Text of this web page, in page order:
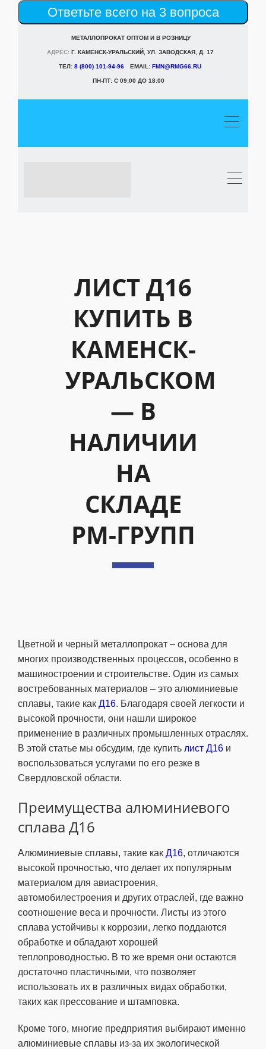
Ответьте всего на 3 вопроса
МЕТАЛЛОПРОКАТ ОПТОМ И В РОЗНИЦУ
АДРЕС: Г. КАМЕНСК-УРАЛЬСКИЙ, УЛ. ЗАВОДСКАЯ, Д. 17
ТЕЛ: 8 (800) 101-94-96 EMAIL: FMN@RMG66.RU
ПН-ПТ: С 09:00 ДО 18:00
ЛИСТ Д16
КУПИТЬ В
КАМЕНСК-
УРАЛЬСКОМ
— В
НАЛИЧИИ
НА
СКЛАДЕ
РМ-ГРУПП
Цветной и черный металлопрокат – основа для
многих производственных процессов, особенно в
машиностроении и строительстве. Один из самых
востребованных материалов – это алюминиевые
сплавы, такие как Д16. Благодаря своей легкости и
высокой прочности, они нашли широкое
применение в различных промышленных отраслях.
В этой статье мы обсудим, где купить лист Д16 и
воспользоваться услугами по его резке в
Свердловской области.
Преимущества алюминиевого
сплава Д16
Алюминиевые сплавы, такие как Д16, отличаются
высокой прочностью, что делает их популярным
материалом для авиастроения,
автомобилестроения и других отраслей, где важно
соотношение веса и прочности. Листы из этого
сплава устойчивы к коррозии, легко поддаются
обработке и обладают хорошей
теплопроводностью. В то же время они остаются
достаточно пластичными, что позволяет
использовать их в различных видах обработки,
таких как прессование и штамповка.
Кроме того, многие предприятия выбирают именно
алюминиевые сплавы из-за их экологической